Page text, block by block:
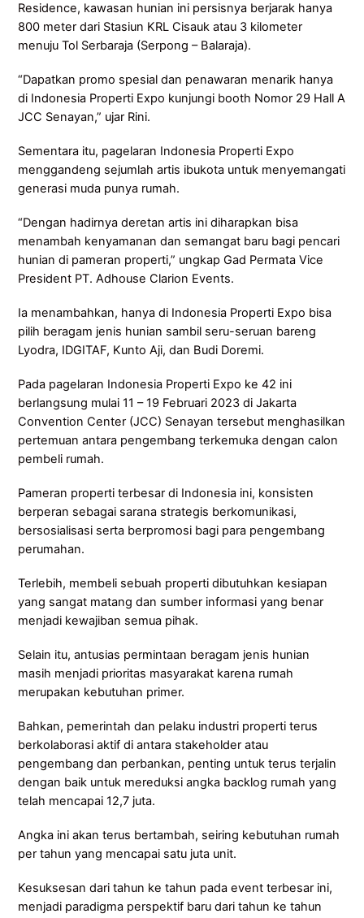
Residence, kawasan hunian ini persisnya berjarak hanya
800 meter dari Stasiun KRL Cisauk atau 3 kilometer
menuju Tol Serbaraja (Serpong – Balaraja).
“Dapatkan promo spesial dan penawaran menarik hanya
di Indonesia Properti Expo kunjungi booth Nomor 29 Hall A
JCC Senayan,” ujar Rini.
Sementara itu, pagelaran Indonesia Properti Expo
menggandeng sejumlah artis ibukota untuk menyemangati
generasi muda punya rumah.
“Dengan hadirnya deretan artis ini diharapkan bisa
menambah kenyamanan dan semangat baru bagi pencari
hunian di pameran properti,” ungkap Gad Permata Vice
President PT. Adhouse Clarion Events.
Ia menambahkan, hanya di Indonesia Properti Expo bisa
pilih beragam jenis hunian sambil seru-seruan bareng
Lyodra, IDGITAF, Kunto Aji, dan Budi Doremi.
Pada pagelaran Indonesia Properti Expo ke 42 ini
berlangsung mulai 11 – 19 Februari 2023 di Jakarta
Convention Center (JCC) Senayan tersebut menghasilkan
pertemuan antara pengembang terkemuka dengan calon
pembeli rumah.
Pameran properti terbesar di Indonesia ini, konsisten
berperan sebagai sarana strategis berkomunikasi,
bersosialisasi serta berpromosi bagi para pengembang
perumahan.
Terlebih, membeli sebuah properti dibutuhkan kesiapan
yang sangat matang dan sumber informasi yang benar
menjadi kewajiban semua pihak.
Selain itu, antusias permintaan beragam jenis hunian
masih menjadi prioritas masyarakat karena rumah
merupakan kebutuhan primer.
Bahkan, pemerintah dan pelaku industri properti terus
berkolaborasi aktif di antara stakeholder atau
pengembang dan perbankan, penting untuk terus terjalin
dengan baik untuk mereduksi angka backlog rumah yang
telah mencapai 12,7 juta.
Angka ini akan terus bertambah, seiring kebutuhan rumah
per tahun yang mencapai satu juta unit.
Kesuksesan dari tahun ke tahun pada event terbesar ini,
menjadi paradigma perspektif baru dari tahun ke tahun